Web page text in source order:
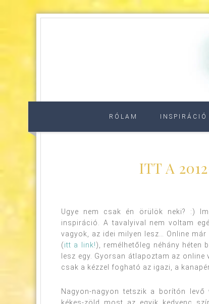
RÓLAM INSPIRÁCIÓ
ITT A
Ugye nem csak én örülök neki? :)
inspiráció. A tavalyival nem voltam
vagyok, az idei milyen lesz… Online
(itt a link!), remélhetőleg néhány héten
lesz egy. Gyorsan átlapoztam az online
csak a kézzel fogható az igazi, a
Nagyon-nagyon tetszik a borítón